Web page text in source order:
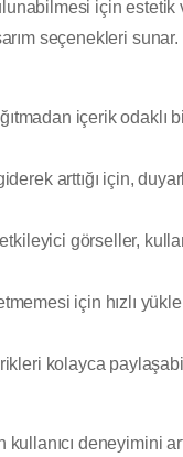
için
seçenekleri
içerik odaklı
arttığı için,
görseller,
için hızlı
kolayca
kullanıcı deneyimini